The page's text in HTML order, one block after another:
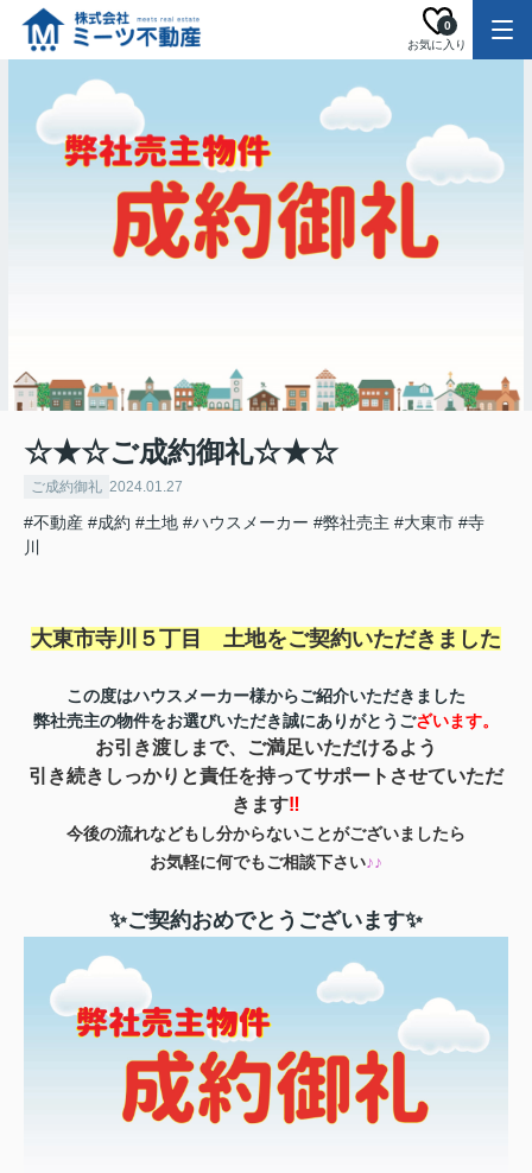
お気に入り
0
☆★☆ご成約御礼☆★☆
ご成約御礼 2024.01.27
#不動産 #成約 #土地 #ハウスメーカー #弊社売主 #大東市 #寺
川
大東市寺川５丁目 土地をご契約いただきました
この度はハウスメーカー様からご紹介いただきました
弊社売主の物件をお選びいただき誠にありがとうございます。
お引き渡しまで、ご満足いただけるよう
引き続きしっかりと責任を持ってサポートさせていただ
きます‼
今後の流れなどもし分からないことがございましたら
お気軽に何でもご相談下さい♪♪
✨ご契約おめでとうございます✨